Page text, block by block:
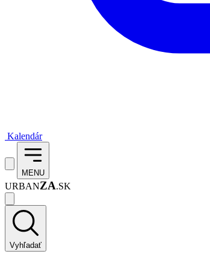
Kalendár
MENU
URBANZA.SK
Vyhľadať